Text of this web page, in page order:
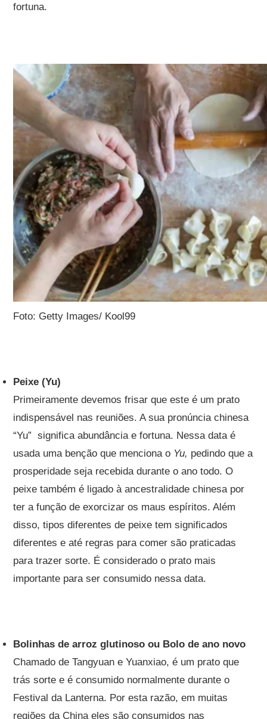
fortuna.
Foto: Getty Images/ Kool99
Peixe (Yu)
Primeiramente devemos frisar que este é um prato
indispensável nas reuniões. A sua pronúncia chinesa
“Yu” significa abundância e fortuna. Nessa data é
usada uma benção que menciona o Yu, pedindo que a
prosperidade seja recebida durante o ano todo. O
peixe também é ligado à ancestralidade chinesa por
ter a função de exorcizar os maus espíritos. Além
disso, tipos diferentes de peixe tem significados
diferentes e até regras para comer são praticadas
para trazer sorte. É considerado o prato mais
importante para ser consumido nessa data.
Bolinhas de arroz glutinoso ou Bolo de ano novo
Chamado de Tangyuan e Yuanxiao, é um prato que
trás sorte e é consumido normalmente durante o
Festival da Lanterna. Por esta razão, em muitas
regiões da China eles são consumidos nas